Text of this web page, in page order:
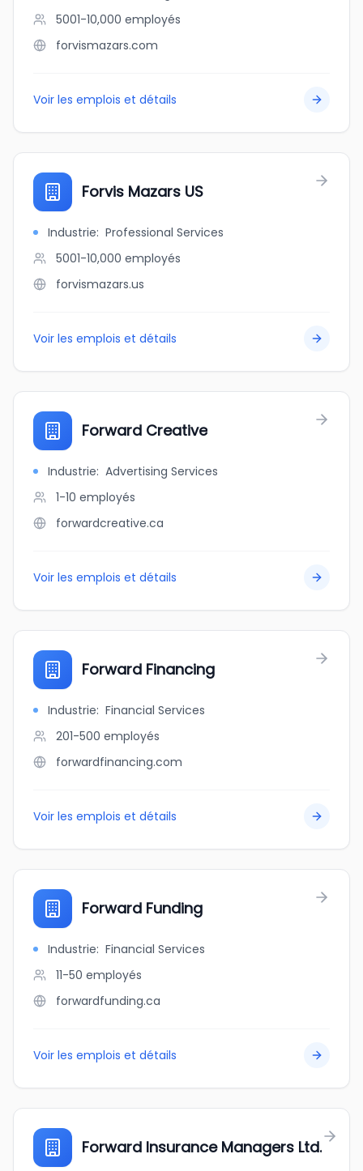
5001-10,000 employés
forvismazars.com
Voir les emplois et détails
Forvis Mazars US
Industrie: Professional Services
5001-10,000 employés
forvismazars.us
Voir les emplois et détails
Forward Creative
Industrie: Advertising Services
1-10 employés
forwardcreative.ca
Voir les emplois et détails
Forward Financing
Industrie: Financial Services
201-500 employés
forwardfinancing.com
Voir les emplois et détails
Forward Funding
Industrie: Financial Services
11-50 employés
forwardfunding.ca
Voir les emplois et détails
Forward Insurance Managers Ltd.